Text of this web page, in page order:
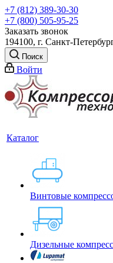
+7 (812) 389-30-30
+7 (800) 505-95-25
Заказать звонок
194100, г. Санкт-
Поиск
Войти
Каталог
Винтовые
Дизельные